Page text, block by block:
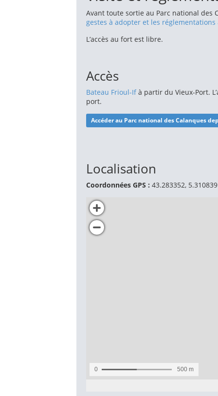
Avant toute sortie au Parc national des
gestes à adopter et les réglementations
L’accès au fort est libre.
Accès
Bateau Frioul-Ifà partir du Vieux-Port.
port.
Accéder au Parc national des Calanques
Localisation
Coordonnées GPS : 43.283352, 5.310839